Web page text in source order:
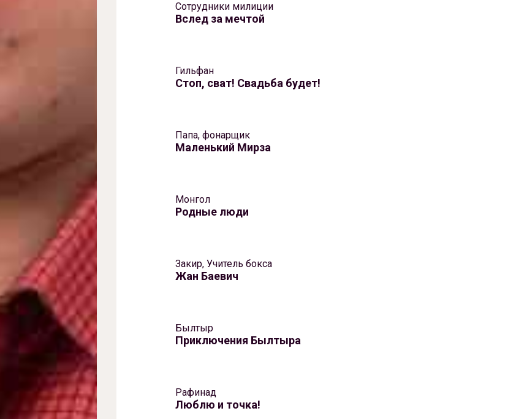
Сотрудники милиции
Вслед за мечтой
Гильфан
Стоп, сват! Свадьба будет!
Папа, фонарщик
Маленький Мирза
Монгол
Родные люди
Закир, Учитель бокса
Жан Баевич
Былтыр
Приключения Былтыра
Рафинад
Люблю и точка!